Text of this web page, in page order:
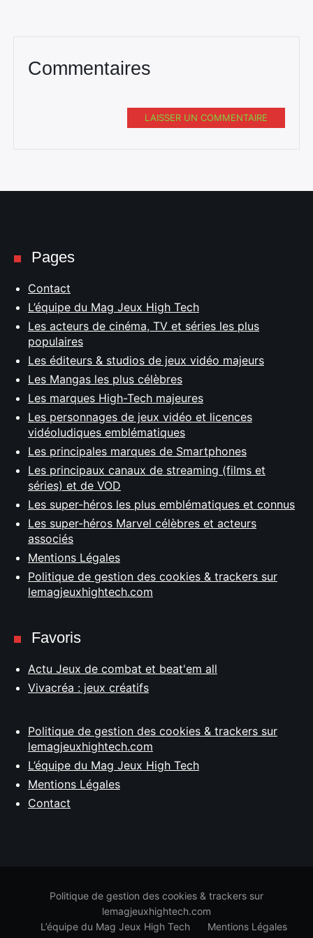
Commentaires
LAISSER UN COMMENTAIRE
Pages
Contact
L’équipe du Mag Jeux High Tech
Les acteurs de cinéma, TV et séries les plus
populaires
Les éditeurs & studios de jeux vidéo majeurs
Les Mangas les plus célèbres
Les marques High-Tech majeures
Les personnages de jeux vidéo et licences
vidéoludiques emblématiques
Les principales marques de Smartphones
Les principaux canaux de streaming (films et
séries) et de VOD
Les super-héros les plus emblématiques et connus
Les super-héros Marvel célèbres et acteurs
associés
Mentions Légales
Politique de gestion des cookies & trackers sur
lemagjeuxhightech.com
Favoris
Actu Jeux de combat et beat'em all
Vivacréa : jeux créatifs
Politique de gestion des cookies & trackers sur
lemagjeuxhightech.com
L’équipe du Mag Jeux High Tech
Mentions Légales
Contact
Politique de gestion des cookies & trackers sur
lemagjeuxhightech.com
L’équipe du Mag Jeux High Tech
Mentions Légales